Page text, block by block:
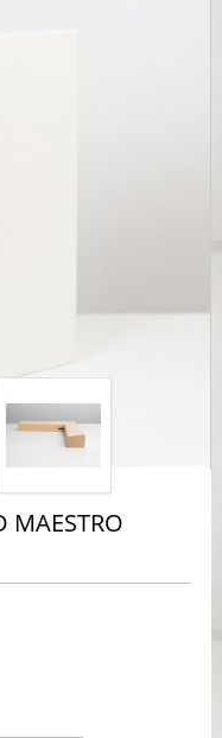
MAESTRO